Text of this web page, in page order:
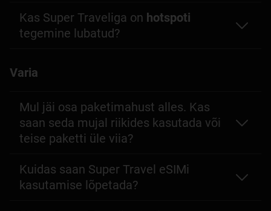
Kas Super Traveliga on hotspoti
tegemine lubatud?
Varia
Mul jäi osa paketimahust alles. Kas
saan seda mujal riikides kasutada või
teise paketti üle viia?
Kuidas saan Super Travel eSIMi
kasutamise lõpetada?